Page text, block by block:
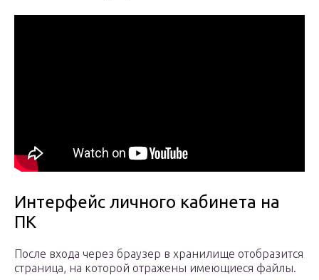
Интерфейс личного кабинета на
ПК
После входа через браузер в хранилище отобразится
страница, на которой отражены имеющиеся файлы.